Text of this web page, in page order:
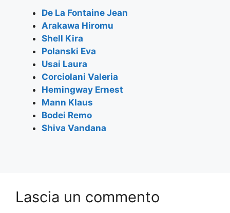
o
o
k
p
p
m
De La Fontaine Jean
Arakawa Hiromu
Shell Kira
Polanski Eva
Usai Laura
Corciolani Valeria
Hemingway Ernest
Mann Klaus
Bodei Remo
Shiva Vandana
Lascia un commento